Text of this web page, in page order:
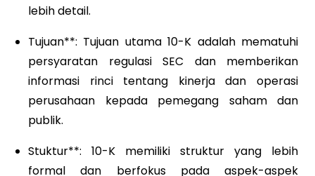
lebih detail.
Tujuan**: Tujuan utama 10-K adalah mematuhi
persyaratan regulasi SEC dan memberikan
informasi rinci tentang kinerja dan operasi
perusahaan kepada pemegang saham dan
publik.
Stuktur**: 10-K memiliki struktur yang lebih
formal dan berfokus pada aspek-aspek